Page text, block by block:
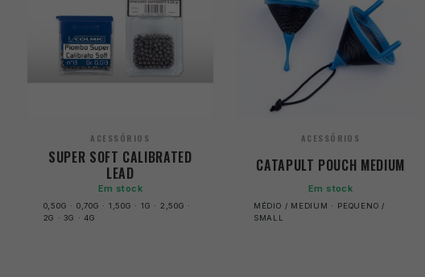
ACESSÓRIOS
SUPER SOFT CALIBRATED
LEAD
Em stock
0,50G · 0,70G · 1,50G · 1G · 2,50G ·
2G · 3G · 4G
ACESSÓRIOS
CATAPULT POUCH MEDIUM
Em stock
MÉDIO / MEDIUM · PEQUENO /
SMALL